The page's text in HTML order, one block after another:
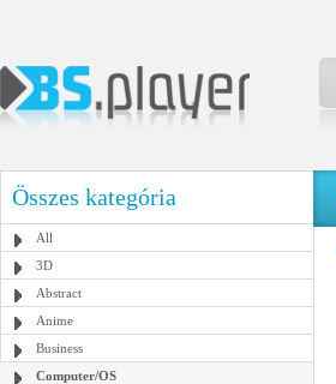
Összes kategória
All
3D
Abstract
Anime
Business
Computer/OS